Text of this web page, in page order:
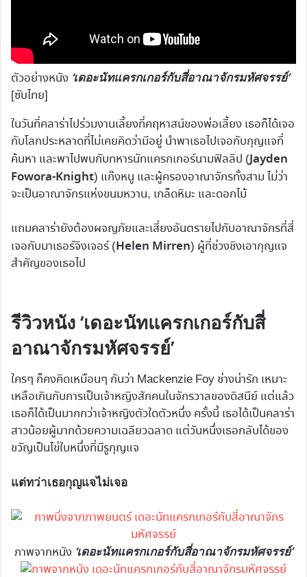
ตัวอย่างหนัง ‘เดอะนัทแครกเกอร์กับสี่อาณาจักรมหัศจรรย์’
[ซับไทย]
ในวันที่คลาร่าไปร่วมงานเลี้ยงที่คฤหาสน์ของพ่อเลี้ยง เธอก็ได้เจอ
กับโลกประหลาดที่ไม่เคยคิดว่ามีอยู่ นำพาเธอไปเจอกับกุญแจที่
ค้นหา และพาไปพบกับทหารนัทแครกเกอร์นามฟิลลิป (Jayden
Fowora-Knight) แก๊งหนู และผู้ครองอาณาจักรทั้งสาม ไม่ว่า
จะเป็นอาณาจักรแห่งขนมหวาน, เกล็ดหิมะ และดอกไม้
แถมคลาร่ายังต้องผจญภัยและเสี่ยงอันตรายไปกับอาณาจักรที่สี่
เจอกับมาเธอร์จิงเจอร์ (Helen Mirren) ผู้ที่ช่วงชิงเอากุญแจ
สำคัญของเธอไป
รีวิวหนัง ‘เดอะนัทแครกเกอร์กับสี่
อาณาจักรมหัศจรรย์’
ใครๆ ก็คงคิดเหมือนๆ กันว่า Mackenzie Foy ช่างน่ารัก เหมาะ
เหลือเกินกับการเป็นเจ้าหญิงสักคนในจักรวาลของดิสนีย์ แต่แล้ว
เธอก็ได้เป็นมากกว่าเจ้าหญิงตัวใดตัวหนึ่ง ครั้งนี้ เธอได้เป็นคลาร่า
สาวน้อยผู้มากด้วยความเฉลียวฉลาด แต่วันหนึ่งเธอกลับได้ของ
ขวัญเป็นไข่ใบหนึ่งที่มีรูกุญแจ
แต่ทว่าเธอกุญแจไม่เจอ
ภาพจากหนัง ‘เดอะนัทแครกเกอร์กับสี่อาณาจักรมหัศจรรย์’